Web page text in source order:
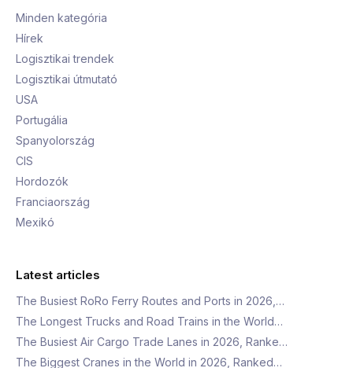
Minden kategória
Hírek
Logisztikai trendek
Logisztikai útmutató
USA
Portugália
Spanyolország
CIS
Hordozók
Franciaország
Mexikó
Latest articles
The Busiest RoRo Ferry Routes and Ports in 2026,…
The Longest Trucks and Road Trains in the World…
The Busiest Air Cargo Trade Lanes in 2026, Ranke…
The Biggest Cranes in the World in 2026, Ranked…